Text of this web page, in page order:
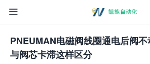
PNEUMAN电磁阀线圈通电后阀
与阀芯卡滞这样区分